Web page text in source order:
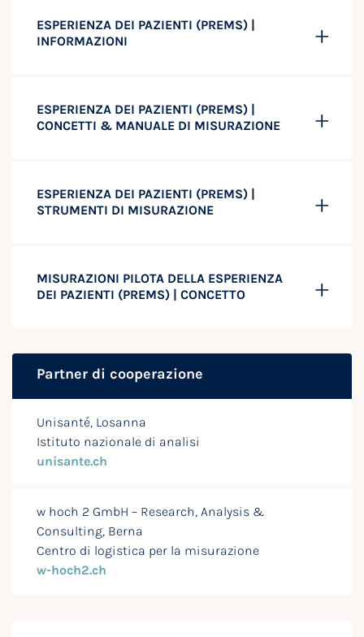
ESPERIENZA DEI PAZIENTI (PREMS) |
INFORMAZIONI
ESPERIENZA DEI PAZIENTI (PREMS) |
CONCETTI & MANUALE DI MISURAZIONE
ESPERIENZA DEI PAZIENTI (PREMS) |
STRUMENTI DI MISURAZIONE
MISURAZIONI PILOTA DELLA ESPERIENZA
DEI PAZIENTI (PREMS) | CONCETTO
Partner di cooperazione
Unisanté, Losanna
Istituto nazionale di analisi
unisante.ch
w hoch 2 GmbH – Research, Analysis &
Consulting, Berna
Centro di logistica per la misurazione
w-hoch2.ch